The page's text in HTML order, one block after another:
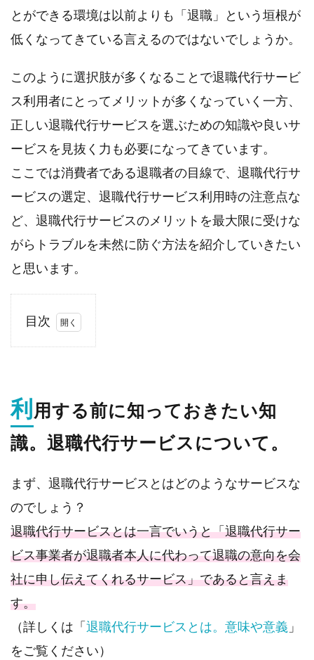
とができる環境は以前よりも「退職」という垣根が
低くなってきている言えるのではないでしょうか。
このように選択肢が多くなることで退職代行サービ
ス利用者にとってメリットが多くなっていく一方、
正しい退職代行サービスを選ぶための知識や良いサ
ービスを見抜く力も必要になってきています。
ここでは消費者である退職者の目線で、退職代行サ
ービスの選定、退職代行サービス利用時の注意点な
ど、退職代行サービスのメリットを最大限に受けな
がらトラブルを未然に防ぐ方法を紹介していきたい
と思います。
目次
1.
知っ
てお
きた
識。
代行
サー
ビス
につ
い
て。
2.
退職
代行
サー
を利
る前
利 用する前に知っておきたい知
識。退職代行サービスについて。
まず、退職代行サービスとはどのようなサービスな
のでしょう？
退職代行サービスとは一言でいうと「退職代行サー
ビス事業者が退職者本人に代わって退職の意向を会
社に申し伝えてくれるサービス」であると言えま
す。
（詳しくは「退職代行サービスとは。意味や意義 」
をご覧ください）